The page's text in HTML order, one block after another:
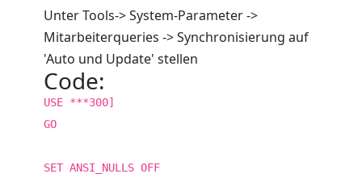
Unter Tools-> System-Parameter ->
Mitarbeiterqueries -> Synchronisierung auf
'Auto und Update' stellen
Code:
USE ***300]
GO
SET ANSI_NULLS OFF